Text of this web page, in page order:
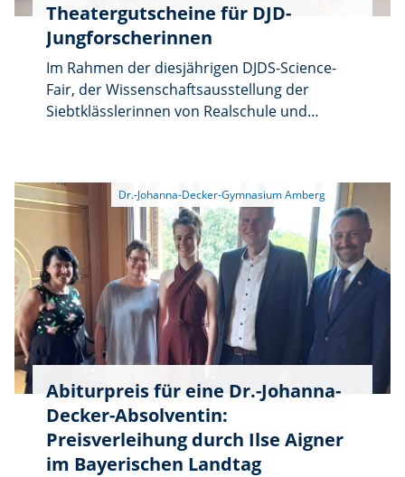
Theatergutscheine für DJD-
Jungforscherinnen
Im Rahmen der diesjährigen DJDS-Science-
Fair, der Wissenschaftsausstellung der
Siebtklässlerinnen von Realschule und
Stadttheater ausgezeichnet. Kulturreferent
Dr. Fabian Kern und Theaterberaterin
Barbara Hauck überreichten die Preise im
Schulgarten der Schule.
Abiturpreis für eine Dr.-Johanna-
Decker-Absolventin:
Preisverleihung durch Ilse Aigner
im Bayerischen Landtag